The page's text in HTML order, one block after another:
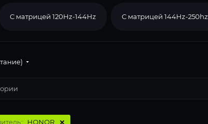
С матрицей 120Hz-144Hz С матрицей 144Hz-250hz
HONOR